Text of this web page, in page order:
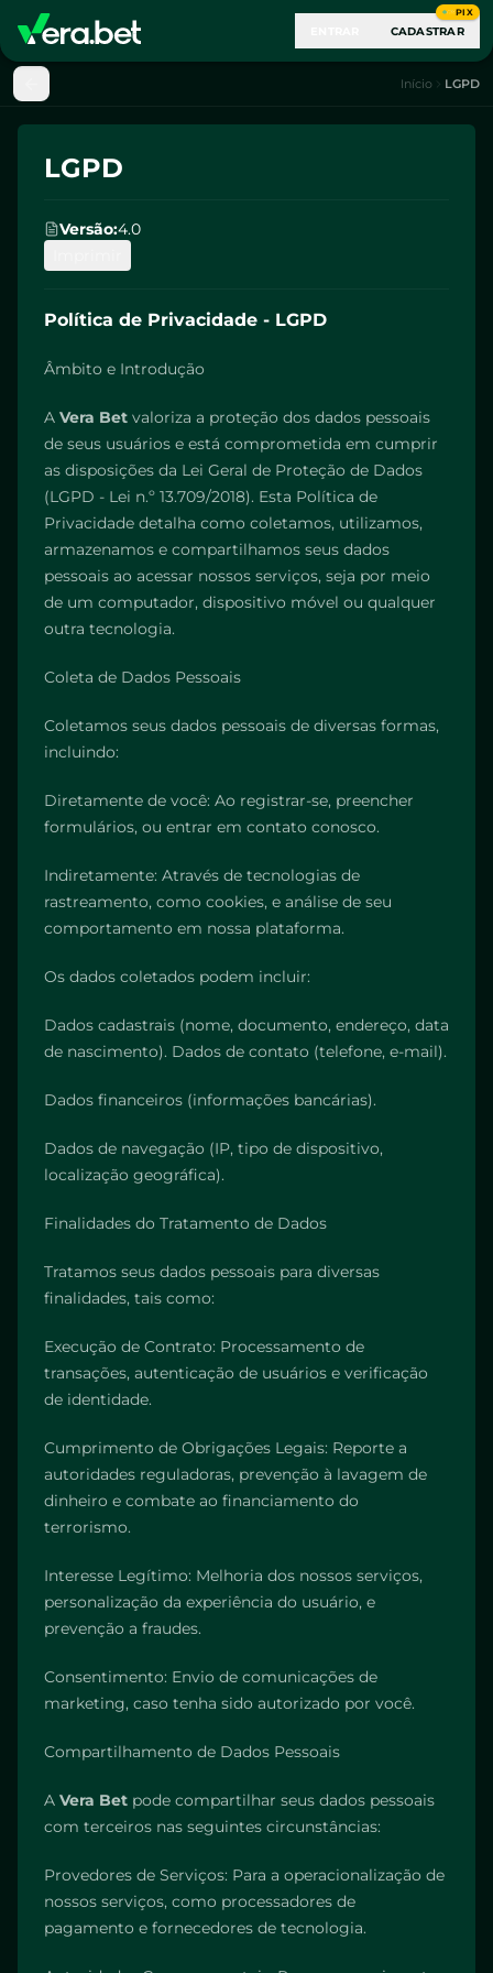
CADASTRAR
PIX
Início LGPD
LGPD
Versão:4.0
Política de Privacidade - LGPD
Âmbito e Introdução
A Vera Bet valoriza a proteção dos dados pessoais
de seus usuários e está comprometida em cumprir
as disposições da Lei Geral de Proteção de Dados
(LGPD - Lei n.º 13.709/2018). Esta Política de
Privacidade detalha como coletamos, utilizamos,
armazenamos e compartilhamos seus dados
pessoais ao acessar nossos serviços, seja por meio
de um computador, dispositivo móvel ou qualquer
outra tecnologia.
Coleta de Dados Pessoais
Coletamos seus dados pessoais de diversas formas,
incluindo:
Diretamente de você: Ao registrar-se, preencher
formulários, ou entrar em contato conosco.
Indiretamente: Através de tecnologias de
rastreamento, como cookies, e análise de seu
comportamento em nossa plataforma.
Os dados coletados podem incluir:
Dados cadastrais (nome, documento, endereço, data
de nascimento). Dados de contato (telefone, e-mail).
Dados financeiros (informações bancárias).
Dados de navegação (IP, tipo de dispositivo,
localização geográfica).
Finalidades do Tratamento de Dados
Tratamos seus dados pessoais para diversas
finalidades, tais como:
Execução de Contrato: Processamento de
transações, autenticação de usuários e verificação
de identidade.
Cumprimento de Obrigações Legais: Reporte a
autoridades reguladoras, prevenção à lavagem de
dinheiro e combate ao financiamento do
terrorismo.
Interesse Legítimo: Melhoria dos nossos serviços,
personalização da experiência do usuário, e
prevenção a fraudes.
Consentimento: Envio de comunicações de
marketing, caso tenha sido autorizado por você.
Compartilhamento de Dados Pessoais
A Vera Bet pode compartilhar seus dados pessoais
com terceiros nas seguintes circunstâncias:
Provedores de Serviços: Para a operacionalização de
nossos serviços, como processadores de
pagamento e fornecedores de tecnologia.